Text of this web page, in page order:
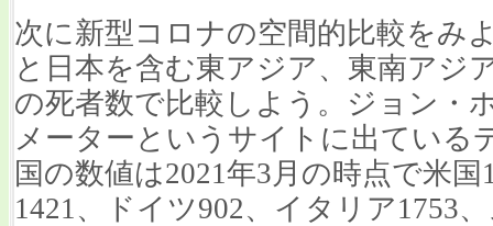
次に新型コロナの空間的比較をみ
と日本を含む東アジア、東南アジ
の死者数で比較しよう。ジョン・
メーターというサイトに出ている
国の数値は2021年3月の時点で米
1421、ドイツ902、イタリア1753